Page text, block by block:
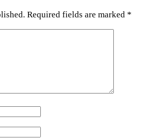
Required fields are marked *